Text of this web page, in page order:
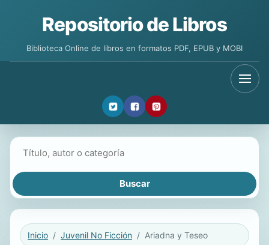
Repositorio de Libros
Biblioteca Online de libros en formatos PDF, EPUB y MOBI
Inicio Juvenil No Ficción Ariadna y Teseo